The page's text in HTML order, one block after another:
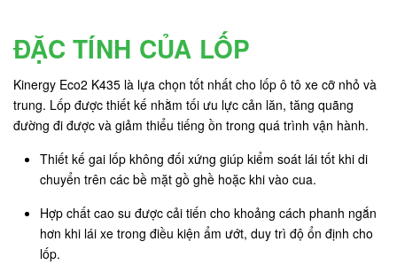
ĐẶC TÍNH CỦA LỐP
Kinergy Eco2 K435 là lựa chọn tốt nhất cho lốp ô tô xe cỡ nhỏ và
trung. Lốp được thiết kế nhằm tối ưu lực cản lăn, tăng quãng
đường đi được và giảm thiểu tiếng ồn trong quá trình vận hành.
Thiết kế gai lốp không đối xứng giúp kiểm soát lái tốt khi di
chuyển trên các bề mặt gồ ghề hoặc khi vào cua.
Hợp chất cao su được cải tiến cho khoảng cách phanh ngắn
hơn khi lái xe trong điều kiện ẩm ướt, duy trì độ ổn định cho
lốp.